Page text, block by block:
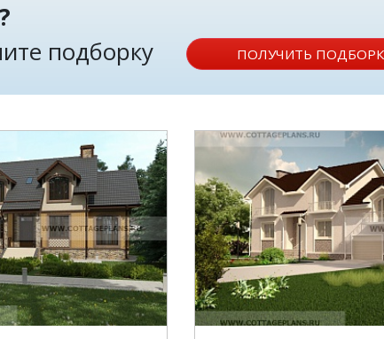
подборку
ПОЛУЧИТЬ